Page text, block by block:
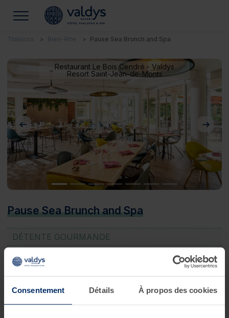
Consentement Détails À propos des cookies
Thalasso Bien-être Pause Sea Brunch and Spa
Restaurant Le Bois Cendré - Valdys
Resort Saint-Jean-de-Monts
Précédent
Pause Sea Brunch and Spa
DÉTENTE GOURMANDE
1 jour
Pourles gourmands et amateurs de bien-être, en quête
d’un moment alliant
plaisirs gustatifs et bienfaits de la
thalassothérapie
. À vivreen solo, en couple, en famille ou
entre amis, pour uneexpérience unique de détente et de